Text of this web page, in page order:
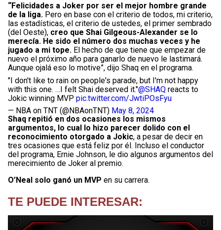
“Felicidades a Joker por ser el mejor hombre grande
de la liga. Pero en base con el criterio de todos, mi criterio,
las estadísticas, el criterio de ustedes, el primer sembrado
(del Oeste), creo que Shai Gilgeous-Alexander se lo
merecía. He sido el número dos muchas veces y he
jugado a mi tope. El hecho de que tiene que empezar de
nuevo el próximo año para ganarlo de nuevo le lastimará.
Aunque ojalá eso lo motive”, dijo Shaq en el programa.
"I don't like to rain on people's parade, but I'm not happy
with this one. …I felt Shai deserved it."@SHAQ reacts to
Jokic winning MVP pic.twitter.com/JwtiPOsFyu
— NBA on TNT (@NBAonTNT) May 8, 2024
Shaq repitió en dos ocasiones los mismos
argumentos, lo cual lo hizo parecer dolido con el
reconocimiento otorgado a Jokic, a pesar de decir en
tres ocasiones que está feliz por él. Incluso el conductor
del programa, Ernie Johnson, le dio algunos argumentos del
merecimiento de Joker al premio.
O’Neal solo ganó un MVP en su carrera.
TE PUEDE INTERESAR: